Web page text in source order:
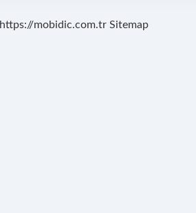
https://mobidic.com.tr Sitemap